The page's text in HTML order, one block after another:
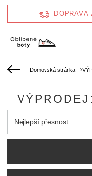
DOPRAVA
Domovská stránka
Zmień sortowanie
Nejlepší přesnost